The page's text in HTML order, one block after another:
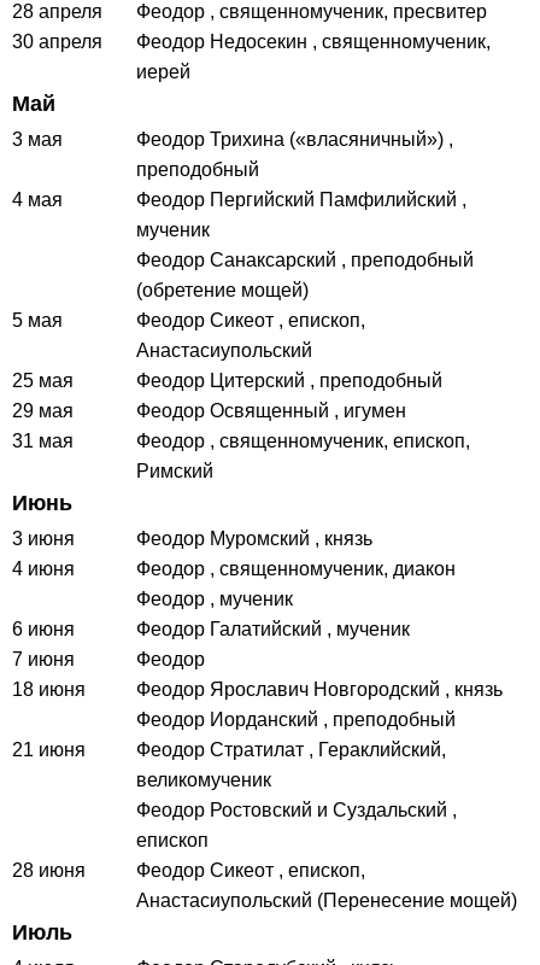
28 апреля
Феодор , священномученик, пресвитер
30 апреля
Феодор Недосекин , священномученик,
иерей
Май
3 мая Феодор Трихина («власяничный») ,
преподобный
4 мая
Феодор Пергийский Памфилийский ,
мученик
Феодор Санаксарский , преподобный
(обретение мощей)
5 мая
Феодор Сикеот , епископ,
Анастасиупольский
25 мая
Феодор Цитерский , преподобный
29 мая
Феодор Освященный , игумен
31 мая
Феодор , священномученик, епископ,
Римский
Июнь
3 июня Феодор Муромский , князь
4 июня
Феодор , священномученик, диакон
Феодор , мученик
6 июня
Феодор Галатийский , мученик
7 июня
Феодор
18 июня
Феодор Ярославич Новгородский , князь
Феодор Иорданский , преподобный
21 июня
Феодор Стратилат , Гераклийский,
великомученик
Феодор Ростовский и Суздальский ,
епископ
28 июня
Феодор Сикеот , епископ,
Анастасиупольский (Перенесение мощей)
Июль